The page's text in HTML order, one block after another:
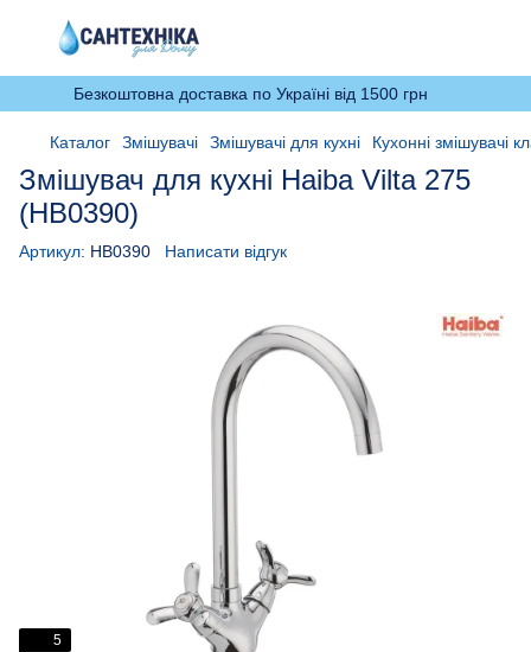
Безкоштовна доставка по Україні від 1500 грн
Каталог Змішувачі Змішувачі для кухні Кухонні змішувачі
Змішувач для кухні Haiba Vilta 275
(HB0390)
Артикул: HB0390 Написати відгук
5